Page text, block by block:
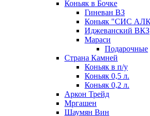
Коньяк в Бочке
Гиневан ВЗ
Коньяк "СИС
Иджеванский ВКЗ
Мараси
Подарочные
Страна Камней
Коньяк в п/у
Коньяк 0,5 л.
Коньяк 0,2 л.
Аркон Трейд
Мргашен
Шаумян Вин